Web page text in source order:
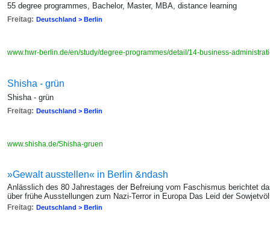
55 degree programmes, Bachelor, Master, MBA, distance learning
Freitag: Deutschland > Berlin
www.hwr-berlin.de/en/study/degree-programmes/detail/14-business-
Shisha - grün
Shisha - grün
Freitag: Deutschland > Berlin
www.shisha.de/Shisha-gruen
»Gewalt ausstellen« in Berlin &ndash
Anlässlich des 80 Jahrestages der Befreiung vom Faschismus berichtet
über frühe Ausstellungen zum Nazi-Terror in Europa Das Leid der
Freitag: Deutschland > Berlin